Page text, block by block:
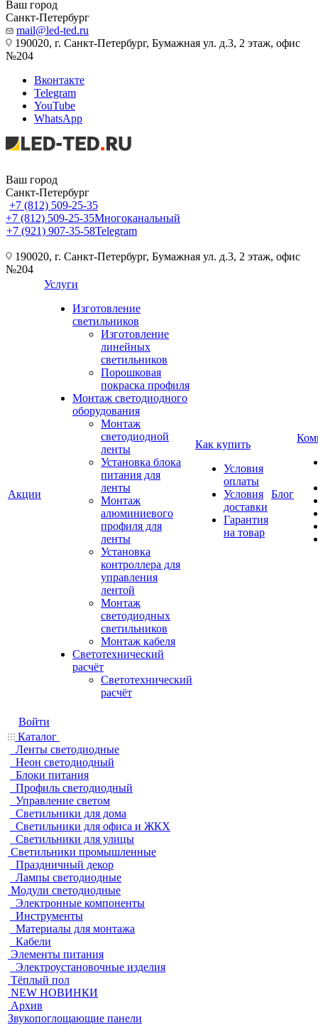
Ваш город
Санкт-Петербург
mail@led-ted.ru
190020, г. Санкт-Петербург, Бумажная ул. д.3, 2 этаж, офис
№204
Вконтакте
Telegram
YouTube
WhatsApp
Ваш город
Санкт-Петербург
+7 (812) 509-25-35
+7 (812) 509-25-35Многоканальный
+7 (921) 907-35-58Telegram
190020, г. Санкт-Петербург, Бумажная ул. д.3, 2 этаж, офис
№204
Акции
Услуги
Изготовление
светильников
Изготовление
линейных
светильников
Порошковая
покраска профиля
Монтаж светодиодного
оборудования
Монтаж
светодиодной
ленты
Установка блока
питания для
ленты
Монтаж
алюминиевого
профиля для
ленты
Установка
контроллера для
управления
лентой
Монтаж
светодиодных
светильников
Монтаж кабеля
Светотехнический
расчёт
Светотехнический
расчёт
Как купить
Условия
оплаты
Условия
доставки
Гарантия
на товар
Блог
Войти
Каталог
Ленты светодиодные
Неон светодиодный
Блоки питания
Профиль светодиодный
Управление светом
Светильники для дома
Светильники для офиса и ЖКХ
Светильники для улицы
Светильники промышленные
Праздничный декор
Лампы светодиодные
Модули светодиодные
Электронные компоненты
Инструменты
Материалы для монтажа
Кабели
Элементы питания
Электроустановочные изделия
Тёплый пол
NEW НОВИНКИ
Архив
Звукопоглощающие панели